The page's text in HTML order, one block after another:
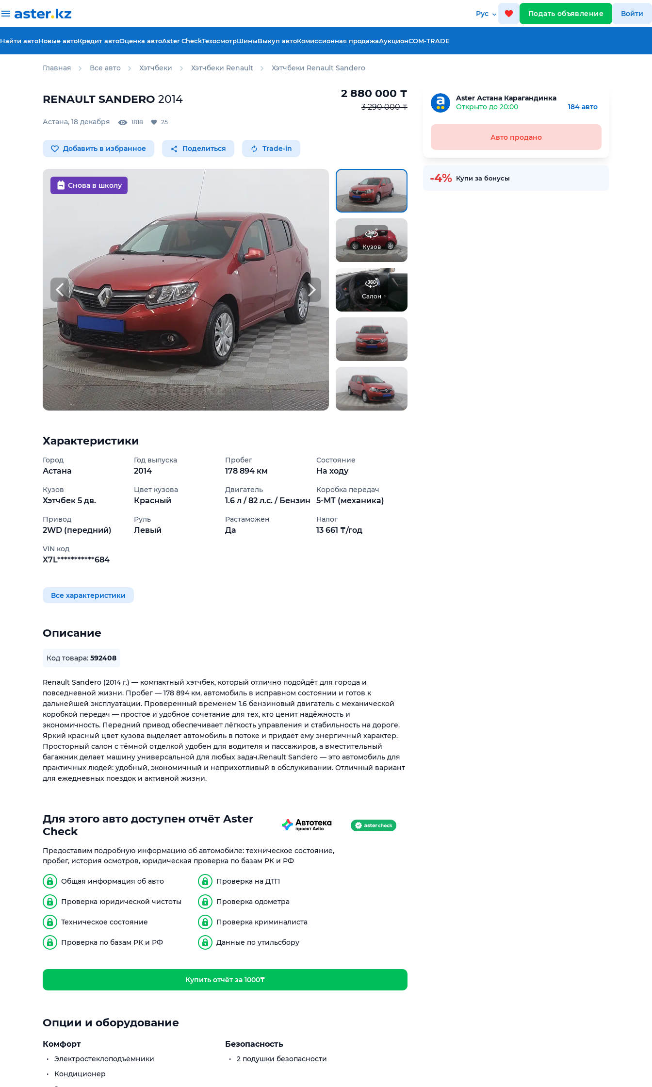
Рус Подать объявление Войти
Найти автоНовые автоКредит автоОценка автоAster CheckТехосмотрШиныВыкуп автоКомиссионная продажаАукционCOM-TRADE
Главная Все авто Хэтчбеки Хэтчбеки Renault Хэтчбеки Renault Sandero
RENAULT SANDERO 2014 2 880 000 ₸
3 290 000 ₸
Астана, 18 декабря 1818 25
Добавить в избранное Поделиться Trade-in
Снова в школу
Для этого авто доступен отчёт Aster
Предоставим подробную информацию об автомобиле:
техническое состояние, пробег, история осмотров,
юридическая проверка по базам РК и РФ
Техническое состояние
Проверка одометра
Проверка криминалиста
Данные по утильсбору
Купить отчёт за 1000₸ Посмотреть пример отчета
Кузов
Салон
Характеристики
Город
Астана
Год выпуска
2014
Пробег
178 894 км
Состояние
На ходу
Кузов
Хэтчбек 5 дв.
Цвет кузова
Красный
Двигатель
1.6 л / 82 л.с. / Бензин
Коробка передач
5-MT (механика)
Привод
2WD (передний)
Руль
Левый
Растаможен
Да
Налог
13 661 ₸/год
VIN код
X7L***********684
Все характеристики
Описание
Код товара: 592408
Renault Sandero (2014 г.) — компактный хэтчбек, который отлично подойдёт для города и
повседневной жизни. Пробег — 178 894 км, автомобиль в исправном состоянии и готов к
дальнейшей эксплуатации. Проверенный временем 1.6 бензиновый двигатель с механической
коробкой передач — простое и удобное сочетание для тех, кто ценит надёжность и
экономичность. Передний привод обеспечивает лёгкость управления и стабильность на дороге.
Яркий красный цвет кузова выделяет автомобиль в потоке и придаёт ему энергичный характер.
Просторный салон с тёмной отделкой удобен для водителя и пассажиров, а вместительный
багажник делает машину универсальной для любых задач.Renault Sandero — это автомобиль для
практичных людей: удобный, экономичный и неприхотливый в обслуживании. Отличный вариант
для ежедневных поездок и активной жизни.
Для этого авто доступен отчёт Aster
Check
Предоставим подробную информацию об автомобиле: техническое состояние,
пробег, история осмотров, юридическая проверка по базам РК и РФ
Общая информация об авто Проверка на ДТП
Проверка юридической чистоты Проверка одометра
Техническое состояние Проверка криминалиста
Проверка по базам РК и РФ Данные по утильсбору
Купить отчёт за 1000₸
Опции и оборудование
Комфорт
Электростеклоподъемники
Кондиционер
Безопасность
2 подушки безопасности
Aster Астана Карагандинка
Открыто до 20:00
184 авто
Авто продано
-4% Купи за бонусы